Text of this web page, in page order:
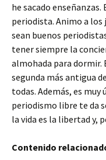
he sacado
periodista. Animo a los
sean buenos
tener siempre la
almohada para dormir.
segunda más antigua
todas. Además, es
periodismo libre te da
la vida es la libertad y,
Contenido